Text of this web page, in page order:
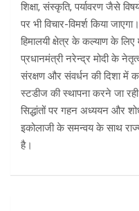
शिक्षा, संस्कृति, पर्यावरण जैसे
पर भी विचार-विमर्श किया
हिमालयी क्षेत्र के कल्याण के
प्रधानमंत्री नरेन्द्र मोदी के
संरक्षण और संवर्धन की दिशा में
स्टडीज की स्थापना करने जा
सिद्धांतों पर गहन अध्ययन और
इकोलाजी के समन्वय के साथ
है।